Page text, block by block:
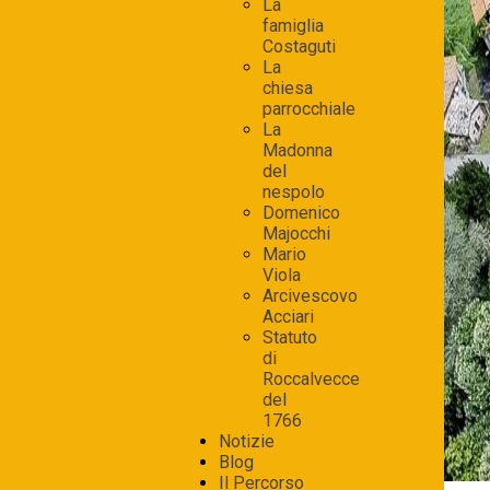
La
famiglia
Costaguti
La
chiesa
parrocchiale
La
Madonna
del
nespolo
Domenico
Majocchi
Mario
Viola
Arcivescovo
Acciari
Statuto
di
Roccalvecce
del
1766
Notizie
Blog
Il Percorso